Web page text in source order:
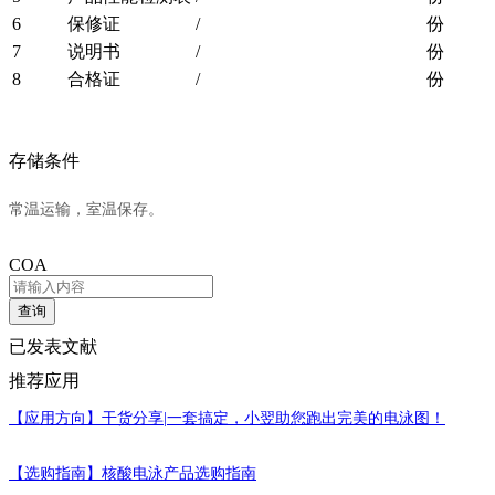
6
保修证 / 份
7
说明书 / 份
8
合格证 / 份
存储条件
常温运输，室温保存。
COA
查询
已发表文献
推荐应用
【应用方向】 干货分享|一套搞定，小翌助您跑出完美的电泳图！
【选购指南】 核酸电泳产品选购指南